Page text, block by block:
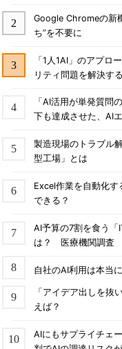
Google Chromeの新
ち”を不要に
「1人1AI」のアプ
リティ問題を解決す
「AI活用が単発質
下も達成させた、AI
製造現場のトラブル
型工場」とは
Excel作業を自動化
できる？
AI予算の7割を食う
は？ 医療機関調査
自社のAI利用は本当
「アイデア出しを
えば？
AIにもサプライチェ